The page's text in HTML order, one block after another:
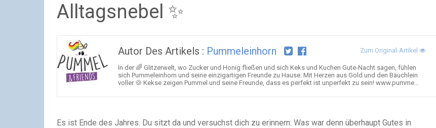
Alltagsnebel ✨
Autor Des Artikels : Pummeleinhorn Zum Original-Artikel
In der 🌈 Glitzerwelt, wo Zucker und Honig fließen und sich Keks und Kuchen Gute-Nacht sagen, fühlen
sich Pummeleinhorn und seine einzigartigen Freunde zu Hause. Mit Herzen aus Gold und den Bäuchlein
voller 🍪 Kekse zeigen Pummel und seine Freunde, dass es perfekt ist unperfekt zu sein! www.pumme...
Es ist Ende des Jahres. Du sitzt da und versuchst dich zu erinnern: Was war denn überhaupt Gutes in